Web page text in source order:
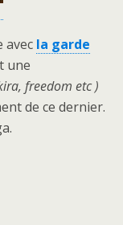
avec la garde
une
freedom etc )
de ce dernier.